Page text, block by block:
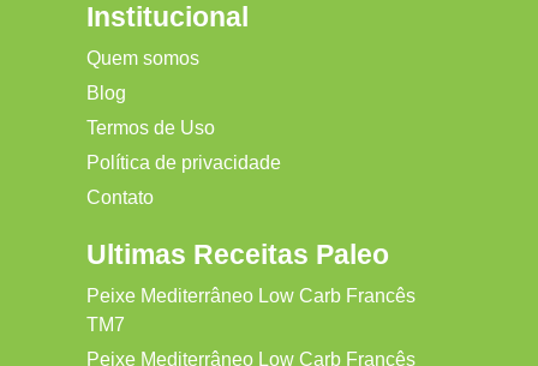
Institucional
Quem somos
Blog
Termos de Uso
Política de privacidade
Contato
Ultimas Receitas Paleo
Peixe Mediterrâneo Low Carb Francês
TM7
Peixe Mediterrâneo Low Carb Francês